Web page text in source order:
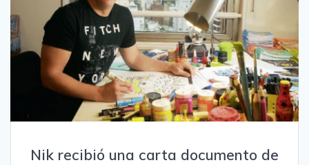
Nik recibió una carta documento de